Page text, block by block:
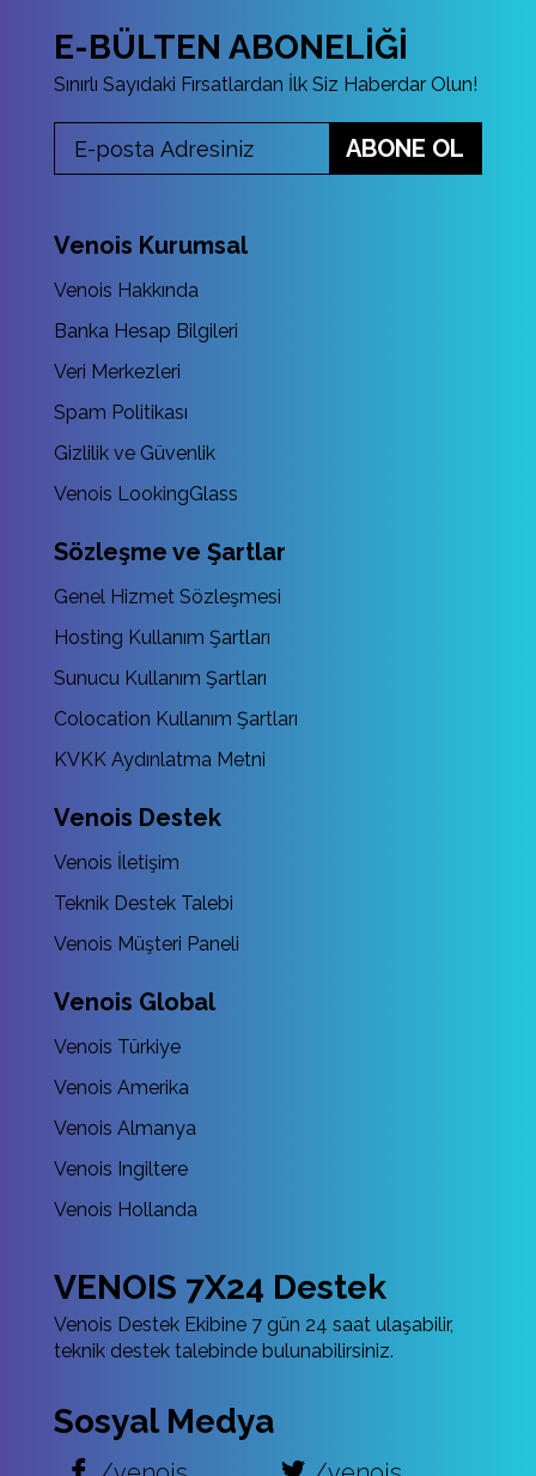
E-BÜLTEN ABONELİĞİ
Sınırlı Sayıdaki Fırsatlardan İlk Siz Haberdar Olun!
ABONE OL
Venois Kurumsal
Venois Hakkında
Banka Hesap Bilgileri
Veri Merkezleri
Spam Politikası
Gizlilik ve Güvenlik
Venois LookingGlass
Sözleşme ve Şartlar
Genel Hizmet Sözleşmesi
Hosting Kullanım Şartları
Sunucu Kullanım Şartları
Colocation Kullanım Şartları
KVKK Aydınlatma Metni
Venois Destek
Venois İletişim
Teknik Destek Talebi
Venois Müşteri Paneli
Venois Global
Venois Türkiye
Venois Amerika
Venois Almanya
Venois Ingiltere
Venois Hollanda
VENOIS 7X24 Destek
Venois Destek Ekibine 7 gün 24 saat ulaşabilir,
teknik destek talebinde bulunabilirsiniz.
Sosyal Medya